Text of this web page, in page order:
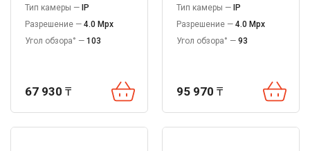
Тип камеры — IP
Разрешение — 4.0 Mpx
Угол обзора° — 103
67 930 ₸
Тип камеры — IP
Разрешение — 4.0 Mpx
Угол обзора° — 93
95 970 ₸